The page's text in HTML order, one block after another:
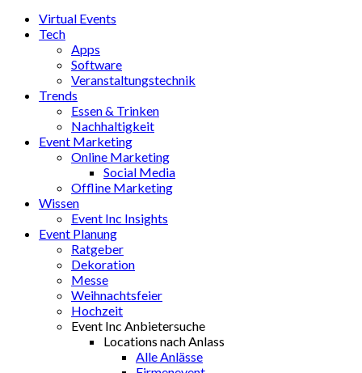
Virtual Events
Tech
Apps
Software
Veranstaltungstechnik
Trends
Essen & Trinken
Nachhaltigkeit
Event Marketing
Online Marketing
Social Media
Offline Marketing
Wissen
Event Inc Insights
Event Planung
Ratgeber
Dekoration
Messe
Weihnachtsfeier
Hochzeit
Event Inc Anbietersuche
Locations nach Anlass
Alle Anlässe